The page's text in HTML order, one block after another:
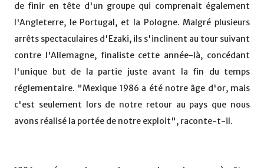
de finir en tête d'un groupe qui comprenait également
l'Angleterre, le Portugal, et la Pologne. Malgré plusieurs
arrêts spectaculaires d'Ezaki, ils s'inclinent au tour suivant
contre l'Allemagne, finaliste cette année-là, concédant
l'unique but de la partie juste avant la fin du temps
réglementaire. "Mexique 1986 a été notre âge d'or, mais
c'est seulement lors de notre retour au pays que nous
avons réalisé la portée de notre exploit", raconte-t-il.